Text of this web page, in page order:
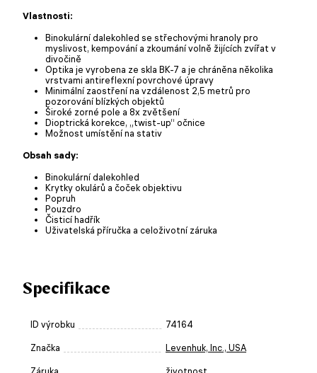
Vlastnosti:
Binokulární dalekohled se střechovými hranoly pro
myslivost, kempování a zkoumání volně žijících zvířat v
divočině
Optika je vyrobena ze skla BK-7 a je chráněna několika
vrstvami antireflexní povrchové úpravy
Minimální zaostření na vzdálenost 2,5 metrů pro
pozorování blízkých objektů
Široké zorné pole a 8x zvětšení
Dioptrická korekce, „twist-up“ očnice
Možnost umístění na stativ
Obsah sady:
Binokulární dalekohled
Krytky okulárů a čoček objektivu
Popruh
Pouzdro
Čisticí hadřík
Uživatelská příručka a celoživotní záruka
Specifikace
ID výrobku 74164
Značka Levenhuk, Inc., USA